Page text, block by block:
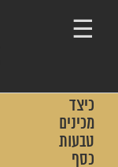
כיצד
מכינים
טבעות
כסף